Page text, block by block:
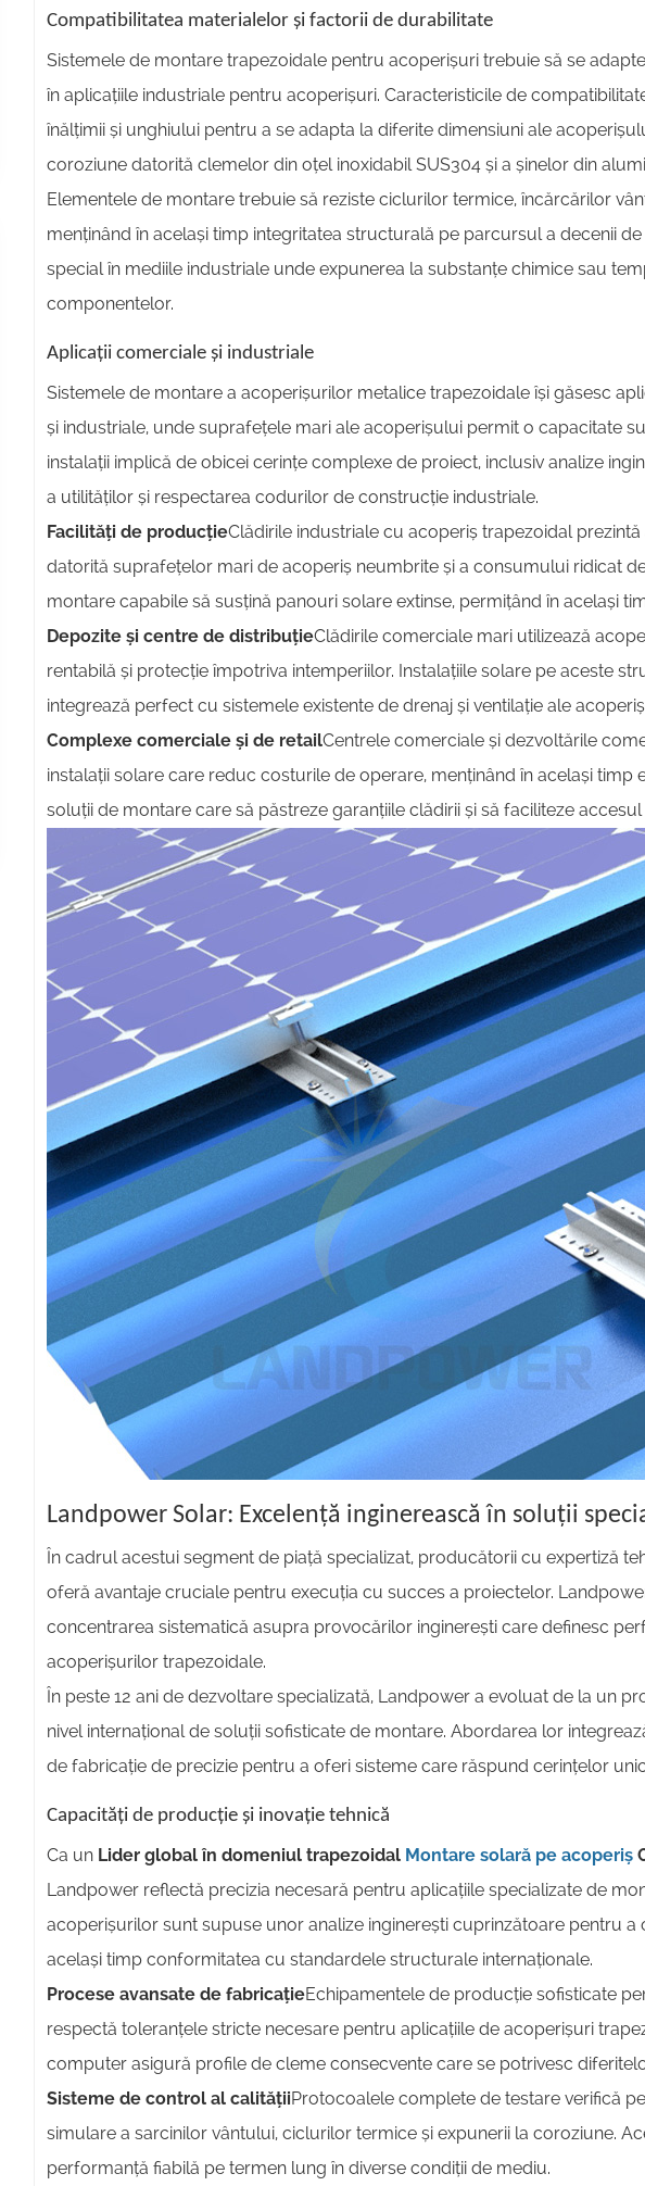
Compatibilitatea materialelor și factorii de durabilitate
Sistemele de montare trapezoidale pentru acoperișuri trebuie să se
în aplicațiile industriale pentru acoperișuri. Caracteristicile de
înălțimii și unghiului pentru a se adapta la diferite dimensiuni ale
coroziune datorită clemelor din oțel inoxidabil SUS304 și a șinelor din
Elementele de montare trebuie să reziste ciclurilor termice, încărcărilor
menținând în același timp integritatea structurală pe parcursul a decenii
special în mediile industriale unde expunerea la substanțe chimice sau
componentelor.
Aplicații comerciale și industriale
Sistemele de montare a acoperișurilor metalice trapezoidale își găsesc
și industriale, unde suprafețele mari ale acoperișului permit o capacitate
instalații implică de obicei cerințe complexe de proiect, inclusiv analize
a utilităților și respectarea codurilor de construcție industriale.
Facilități de producțieClădirile industriale cu acoperiș trapezoidal
datorită suprafețelor mari de acoperiș neumbrite și a consumului ridicat
montare capabile să susțină panouri solare extinse, permițând în același
Depozite și centre de distribuțieClădirile comerciale mari utilizează
rentabilă și protecție împotriva intemperiilor. Instalațiile solare pe aceste
integrează perfect cu sistemele existente de drenaj și ventilație ale
Complexe comerciale și de retailCentrele comerciale și dezvoltările
instalații solare care reduc costurile de operare, menținând în același timp
soluții de montare care să păstreze garanțiile clădirii și să faciliteze
Landpower Solar: Excelență inginerească în soluții
În cadrul acestui segment de piață specializat, producătorii cu expertiză
oferă avantaje cruciale pentru execuția cu succes a proiectelor.
concentrarea sistematică asupra provocărilor inginerești care definesc
acoperișurilor trapezoidale.
În peste 12 ani de dezvoltare specializată, Landpower a evoluat de la un
nivel internațional de soluții sofisticate de montare. Abordarea lor
de fabricație de precizie pentru a oferi sisteme care răspund cerințelor
Capacități de producție și inovație tehnică
Ca un Lider global în domeniul trapezoidal Montare solară pe acoperiș
Landpower reflectă precizia necesară pentru aplicațiile specializate de
acoperișurilor sunt supuse unor analize inginerești cuprinzătoare pentru
același timp conformitatea cu standardele structurale internaționale.
Procese avansate de fabricațieEchipamentele de producție sofisticate
respectă toleranțele stricte necesare pentru aplicațiile de acoperișuri
computer asigură profile de cleme consecvente care se potrivesc
Sisteme de control al calitățiiProtocoalele complete de testare verifică
simulare a sarcinilor vântului, ciclurilor termice și expunerii la coroziune.
performanță fiabilă pe termen lung în diverse condiții de mediu.